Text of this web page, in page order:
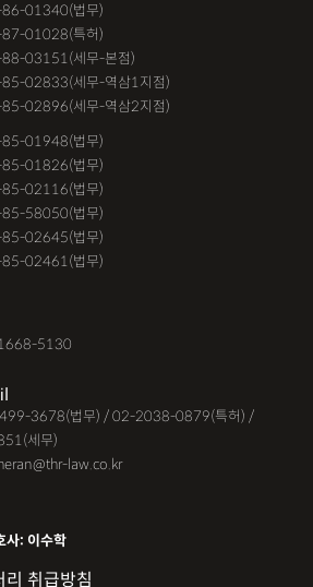
86-01340(법무)
01028(특허)
03151(세무-본점)
02833(세무-역삼1지점)
02896(세무-역삼2지점)
85-01948(법무)
85-01826(법무)
85-02116(법무)
85-58050(법무)
85-02645(법무)
85-02461(법무)
5130
3678(법무) / 02-2038-0879(특허) /
세무)
law.co.kr
사: 이수학
취급방침